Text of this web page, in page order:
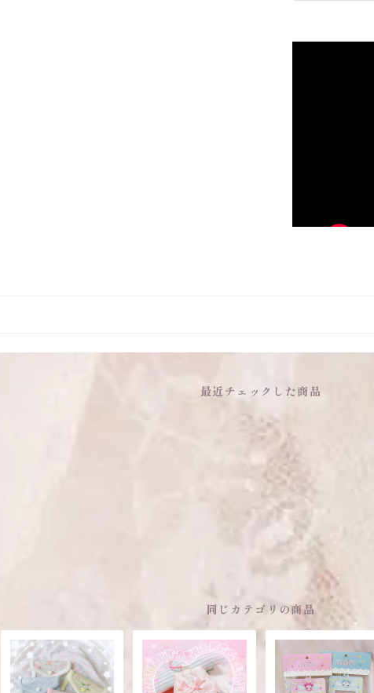
最近チェックした商品
同じカテゴリの商品